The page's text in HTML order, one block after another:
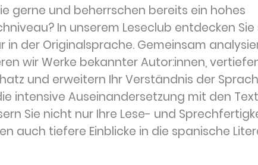
gerne und beherrschen bereits ein hohes
In unserem Leseclub entdecken
in der Originalsprache. Gemeinsam
wir Werke bekannter Autor:innen,
und erweitern Ihr Verständnis der
intensive Auseinandersetzung mit den
Sie nicht nur Ihre Lese- und
auch tiefere Einblicke in die spanische